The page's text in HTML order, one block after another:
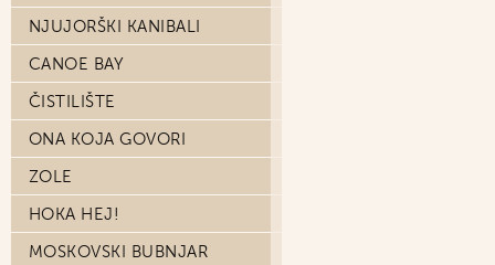
NJUJORŠKI KANIBALI
CANOE BAY
ČISTILIŠTE
ONA KOJA GOVORI
ZOLE
HOKA HEJ!
MOSKOVSKI BUBNJAR